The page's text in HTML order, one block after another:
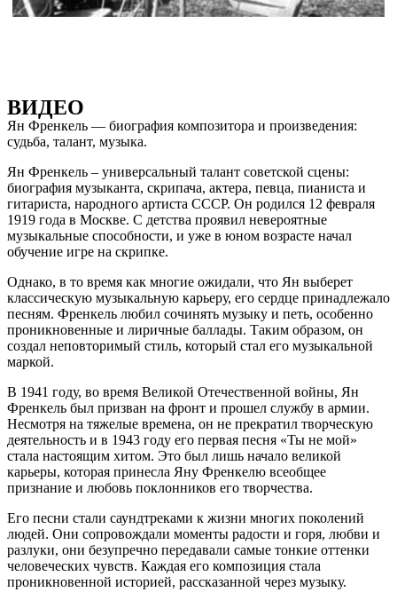
ВИДЕО
Ян Френкель — биография композитора и произведения:
судьба, талант, музыка.
Ян Френкель – универсальный талант советской сцены:
биография музыканта, скрипача, актера, певца, пианиста и
гитариста, народного артиста СССР. Он родился 12 февраля
1919 года в Москве. С детства проявил невероятные
музыкальные способности, и уже в юном возрасте начал
обучение игре на скрипке.
Однако, в то время как многие ожидали, что Ян выберет
классическую музыкальную карьеру, его сердце принадлежало
песням. Френкель любил сочинять музыку и петь, особенно
проникновенные и лиричные баллады. Таким образом, он
создал неповторимый стиль, который стал его музыкальной
маркой.
В 1941 году, во время Великой Отечественной войны, Ян
Френкель был призван на фронт и прошел службу в армии.
Несмотря на тяжелые времена, он не прекратил творческую
деятельность и в 1943 году его первая песня «Ты не мой»
стала настоящим хитом. Это был лишь начало великой
карьеры, которая принесла Яну Френкелю всеобщее
признание и любовь поклонников его творчества.
Его песни стали саундтреками к жизни многих поколений
людей. Они сопровождали моменты радости и горя, любви и
разлуки, они безупречно передавали самые тонкие оттенки
человеческих чувств. Каждая его композиция стала
проникновенной историей, рассказанной через музыку.